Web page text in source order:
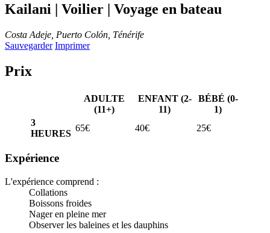
Kailani | Voilier | Voyage en bateau
Costa Adeje, Puerto Colón, Ténérife
Sauvegarder Imprimer
Prix
ADULTE
(11+)
ENFANT (2-
11)
BÉBÉ (0-
1)
3
HEURES
65€ 40€ 25€
Expérience
L'expérience comprend :
Collations
Boissons froides
Nager en pleine mer
Observer les baleines et les dauphins